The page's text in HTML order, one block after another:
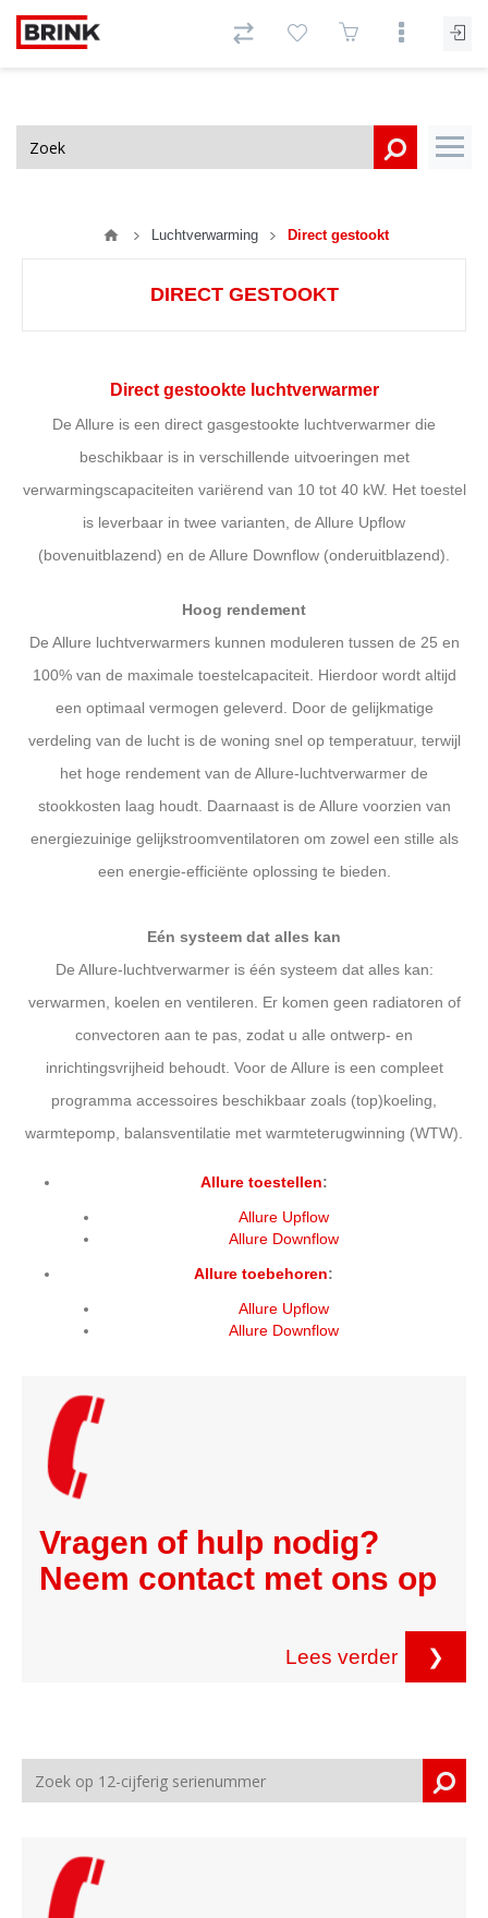
Luchtverwarming Direct gestookt
DIRECT GESTOOKT
Direct gestookte luchtverwarmer
De Allure is een direct gasgestookte luchtverwarmer die
beschikbaar is in verschillende uitvoeringen met
verwarmingscapaciteiten variërend van 10 tot 40 kW. Het toestel
is leverbaar in twee varianten, de Allure Upflow
(bovenuitblazend) en de Allure Downflow (onderuitblazend).
Hoog rendement
De Allure luchtverwarmers kunnen moduleren tussen de 25 en
100% van de maximale toestelcapaciteit. Hierdoor wordt altijd
een optimaal vermogen geleverd. Door de gelijkmatige
verdeling van de lucht is de woning snel op temperatuur, terwijl
het hoge rendement van de Allure-luchtverwarmer de
stookkosten laag houdt. Daarnaast is de Allure voorzien van
energiezuinige gelijkstroomventilatoren om zowel een stille als
een energie-efficiënte oplossing te bieden.
Eén systeem dat alles kan
De Allure-luchtverwarmer is één systeem dat alles kan:
verwarmen, koelen en ventileren. Er komen geen radiatoren of
convectoren aan te pas, zodat u alle ontwerp- en
inrichtingsvrijheid behoudt. Voor de Allure is een compleet
programma accessoires beschikbaar zoals (top)koeling,
warmtepomp, balansventilatie met warmteterugwinning (WTW).
Allure toestellen:
Allure Upflow
Allure Downflow
Allure toebehoren:
Allure Upflow
Allure Downflow
Vragen of hulp nodig?
Neem contact met ons op
Lees verder ❯